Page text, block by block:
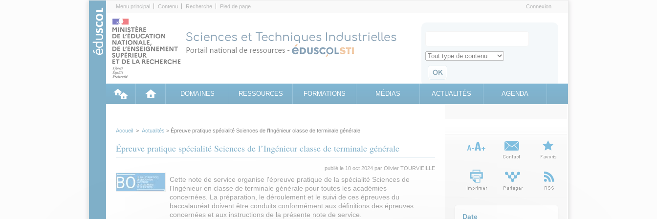
Menu principal Contenu Recherche Pied de page Connexion
Search for
Retrouvez toute l'information sur le site education.gouv.fr
DOMAINES RESSOURCES FORMATIONS MÉDIAS ACTUALITÉS AGENDA
Accueil > Actualités > Épreuve pratique spécialité Sciences de l’Ingénieur classe de terminale générale
Épreuve pratique spécialité Sciences de l’Ingénieur classe de terminale générale
publié le 10 oct 2024 par Olivier TOURVIEILLE
Cette note de service organise l'épreuve pratique de la spécialité Sciences de
l’Ingénieur en classe de terminale générale pour toutes les académies
concernées. La préparation, le déroulement et le suivi de ces épreuves du
baccalauréat doivent être conduits conformément aux définitions des épreuves
concernées et aux instructions de la présente note de service.
Date